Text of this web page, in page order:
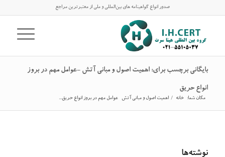
صدور انواع گواهینامه های بین‌المللی و ملی از معتبرترین مراجع
بایگانی برچسب برای: اهمیت اصول و مبانی آتش -عوامل مهم در بروز
انواع حریق
مکان شما: خانه / اهمیت اصول و مبانی آتش -عوامل مهم در بروز انواع حریق...
نوشته‌ها